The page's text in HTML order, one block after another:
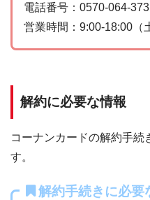
電話番号：0570-064-373
営業時間：9:00-18:00（
解約に必要な情報
コーナンカードの解約手
す。
解約手続きに必要